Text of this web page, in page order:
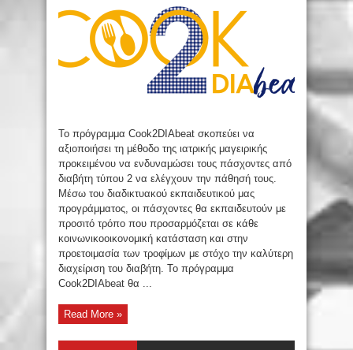
Το πρόγραμμα Cook2DIAbeat σκοπεύει να
αξιοποιήσει τη μέθοδο της ιατρικής μαγειρικής
προκειμένου να ενδυναμώσει τους πάσχοντες από
διαβήτη τύπου 2 να ελέγχουν την πάθησή τους.
Μέσω του διαδικτυακού εκπαιδευτικού μας
προγράμματος, οι πάσχοντες θα εκπαιδευτούν με
προσιτό τρόπο που προσαρμόζεται σε κάθε
κοινωνικοοικονομική κατάσταση και στην
προετοιμασία των τροφίμων με στόχο την καλύτερη
διαχείριση του διαβήτη. Το πρόγραμμα
Cook2DIAbeat θα ...
Read More »